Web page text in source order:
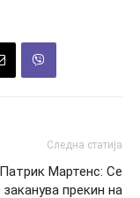
Следна статија
Патрик Мартенс: Се
заканува прекин на